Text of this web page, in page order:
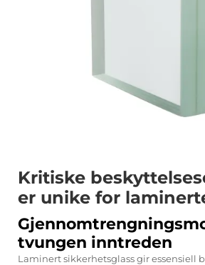
Kritiske
er unike for
tvungen inntreden
Laminert sikkerhetsglass gir essensiell